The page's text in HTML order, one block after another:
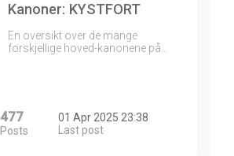
Kanoner: KYSTFORT
En oversikt over de mange
forskjellige hoved-kanonene på…
477
Posts
01 Apr 2025 23:38
Last post